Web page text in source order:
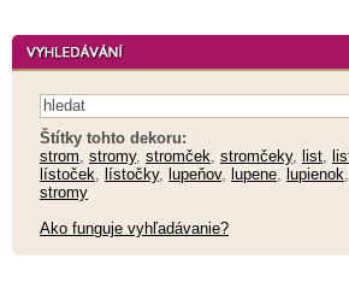
Štítky tohto dekoru:
strom, stromy, stromček, stromčeky, list,
lístoček, lístočky, lupeňov, lupene, lupienok,
stromy
Ako funguje vyhľadávanie?